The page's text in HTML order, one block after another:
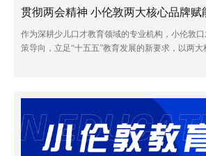
作为深耕少儿口才教育领域的专业机构，小伦敦
策导向，立足“十五五”教育发展的新要求，以两
少儿口才和小伦敦蓝话筒少儿口才）为抓手，将